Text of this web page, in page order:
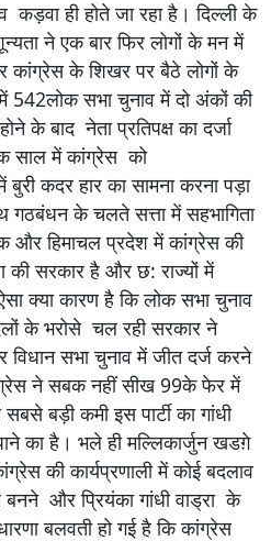
ही होते जा रहा है। दिल्ली के
ने एक बार फिर लोगों के मन में
कांग्रेस के शिखर पर बैठे लोगों के
542लोक सभा चुनाव में दो अंकों की
के बाद नेता प्रतिपक्ष का दर्जा
साल में कांग्रेस को
बुरी कदर हार का सामना करना पड़ा
के चलते सत्ता में सहभागिता
हिमाचल प्रदेश में कांग्रेस की
की सरकार है और छ: राज्यों में
क्या कारण है कि लोक सभा चुनाव
के भरोसे चल रही सरकार ने
सभा चुनाव में जीत दर्ज करने
ने सबक नहीं सीख 99के फेर में
बड़ी कमी इस पार्टी का गांधी
का है। भले ही मल्लिकार्जुन खडग़े
की कार्यप्रणाली में कोई बदलाव
बनने और प्रियंका गांधी वाड्रा के
बलवती हो गई है कि कांग्रेस